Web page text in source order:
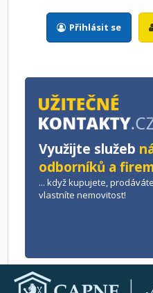
Přihlásit se
Využijte služeb
odborníků a firem
... když kupujete,
vlastníte nemovitost!